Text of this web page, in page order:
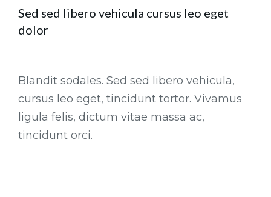
Sed sed libero vehicula cursus leo eget
dolor
Blandit sodales. Sed sed libero vehicula,
cursus leo eget, tincidunt tortor. Vivamus
ligula felis, dictum vitae massa ac,
tincidunt orci.